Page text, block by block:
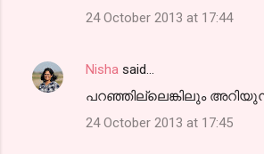
24 October 2013 at 17:44
Nisha said…
പറഞ്ഞില്ലെങ്കിലും
24 October 2013 at 17:45